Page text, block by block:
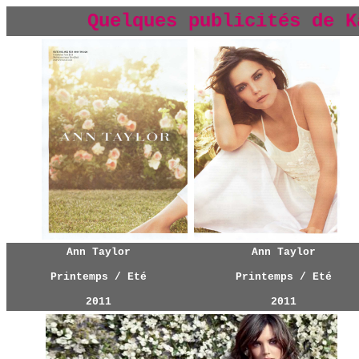
Quelques publicités de
Ann Taylor
Printemps / Eté
2011
Ann Taylor
Printemps / Eté
2011